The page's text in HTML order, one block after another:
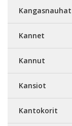
Kangasnauhat
Kannet
Kannut
Kansiot
Kantokorit